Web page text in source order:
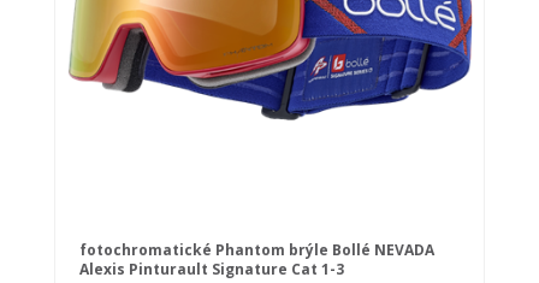
fotochromatické Phantom brýle Bollé NEVADA
Alexis Pinturault Signature Cat 1-3